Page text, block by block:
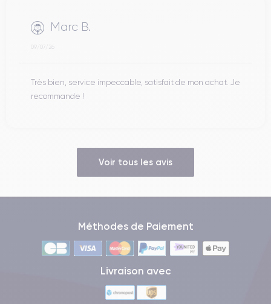
Marc B.
09/07/26
Très bien, service impeccable, satisfait de mon achat. Je
recommande !
Voir tous les avis
Méthodes de Paiement
Livraison avec